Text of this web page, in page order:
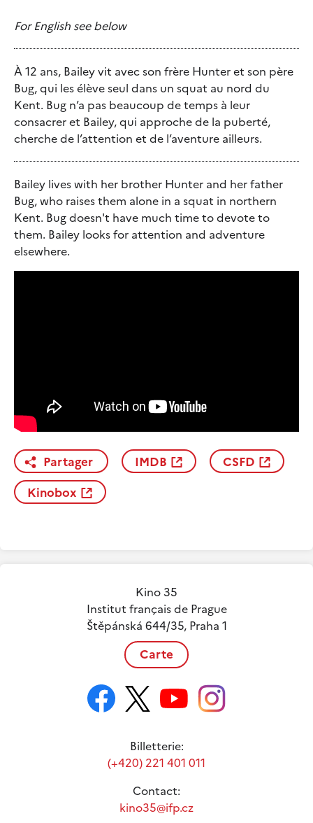
For English see below
À 12 ans, Bailey vit avec son frère Hunter et son père
Bug, qui les élève seul dans un squat au nord du
Kent. Bug n’a pas beaucoup de temps à leur
consacrer et Bailey, qui approche de la puberté,
cherche de l’attention et de l’aventure ailleurs.
Bailey lives with her brother Hunter and her father
Bug, who raises them alone in a squat in northern
Kent. Bug doesn't have much time to devote to
them. Bailey looks for attention and adventure
elsewhere.
Partager IMDB
CSFD
Kinobox
Kino 35
Institut français de Prague
Štěpánská 644/35, Praha 1
Carte
Billetterie:
(+420) 221 401 011
Contact:
kino35@ifp.cz